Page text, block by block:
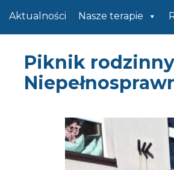
Aktualności Nasze terapie
Piknik